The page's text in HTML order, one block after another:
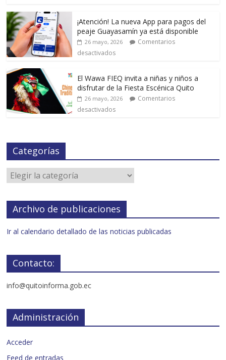
¡Atención! La nueva App para pagos del
peaje Guayasamín ya está disponible
26 mayo, 2026
Comentarios
desactivados
El Wawa FIEQ invita a niñas y niños a
disfrutar de la Fiesta Escénica Quito
26 mayo, 2026
Comentarios
desactivados
Categorías
Archivo de publicaciones
Ir al calendario detallado de las noticias publicadas
Contacto:
info@quitoinforma.gob.ec
Administración
Acceder
Feed de entradas